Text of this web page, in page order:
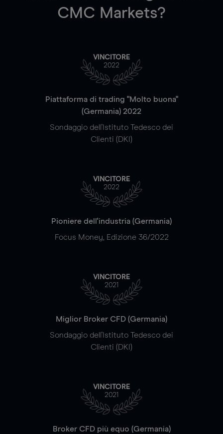
CMC Markets?
VINCITORE
2022
Piattaforma di trading "Molto buona"
(Germania) 2022
Sondaggio dell'Istituto Tedesco dei
Clienti (DKI)
VINCITORE
2022
Pioniere dell'industria (Germania)
Focus Money, Edizione 36/2022
VINCITORE
2021
Miglior Broker CFD (Germania)
Sondaggio dell'Istituto Tedesco dei
Clienti (DKI)
VINCITORE
2021
Broker CFD più equo (Germania)